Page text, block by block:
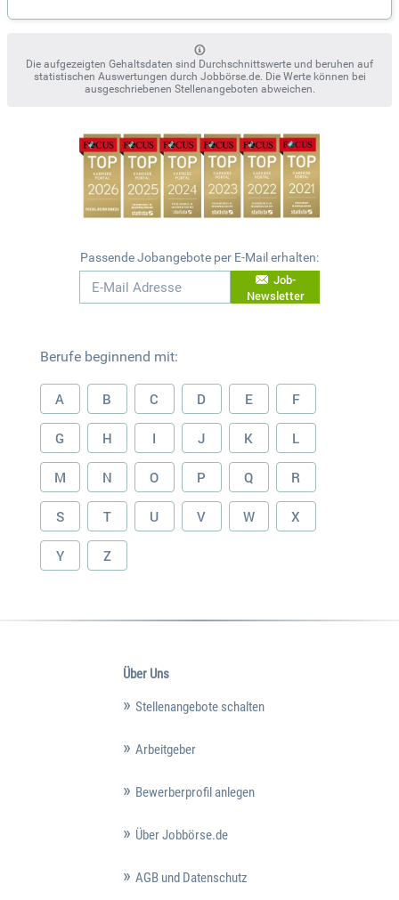
Die aufgezeigten Gehaltsdaten sind Durchschnittswerte und beruhen auf
statistischen Auswertungen durch Jobbörse.de. Die Werte können bei
ausgeschriebenen Stellenangeboten abweichen.
Passende Jobangebote per E-Mail erhalten:
Job-
Newsletter
Berufe beginnend mit:
A B C D E F
G H I J K L
M N O P Q R
S T U V W X
Y Z
Über Uns
Stellenangebote schalten
Arbeitgeber
Bewerberprofil anlegen
Über Jobbörse.de
AGB und Datenschutz